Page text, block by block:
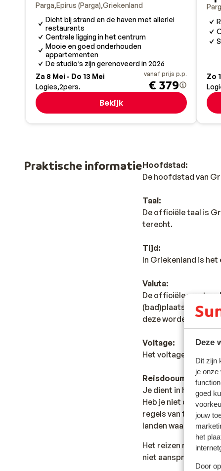
Deze
Dit zijn
je onze
goed
jouw
het
Door
uitgestrekte olijfgaarden. Ontdek de mooiste
Laat je verrassen door authentieke dorpjes die nog
Culturele schatten
In heel Epirus zijn culturele schatten te vinden. Zo
Ioannina, gaan (ca. 100 km van Parga). Deze stad is
schitterend uitzicht geeft. De stad heeft een
genoeg te beleven. Wanneer je meer landinwaarts
rivier Acheron en de waterbronnen. De legende
Er op uit
Parga Epirus (Parga) Griekenland
Dicht bij strand en de haven met allerlei
restaurants
Centrale ligging in het centrum
Mooie en goed onderhouden
appartementen
De studio’s zijn gerenoveerd in 2026
Za 8 Mei - Do 13 Mei
Logies 2pers.
vanaf prijs p.p.
€ 379
Bekijk
Zo
Praktische informatieHoofdstad:
De hoofdstad van
Taal:
De officiële taal is
terecht.
Tijd:
In Griekenland is het
Valuta:
De officiële
(bad)plaatsen vind
deze worden op veel
Voltage:
Het voltage is net
Reisdocumenten:
Je dient in het bezit
Heb je niet de
regels van
landen waar je
Het reizen met de
niet aansprakelijk